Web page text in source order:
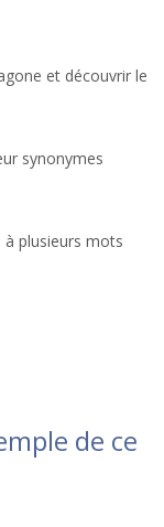
et découvrir le
synonymes
plusieurs mots
de ce